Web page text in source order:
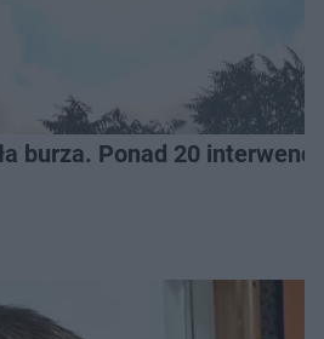
burza. Ponad 20